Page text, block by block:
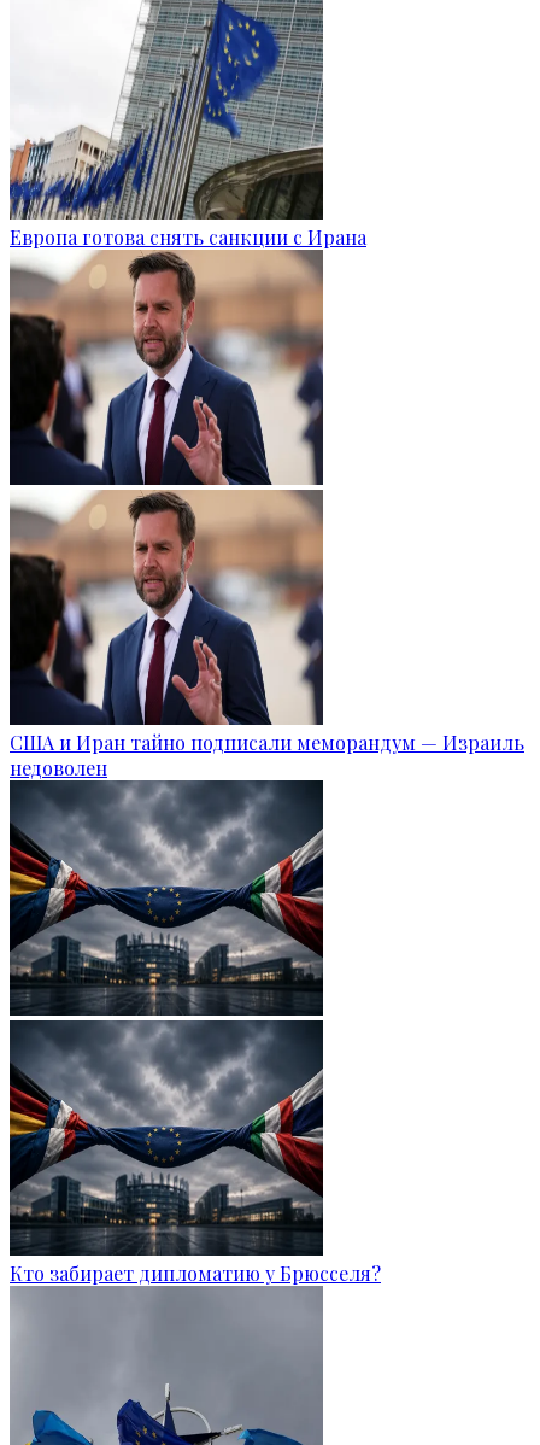
Европа готова снять санкции с Ирана
США и Иран тайно подписали меморандум — Израиль
недоволен
Кто забирает дипломатию у Брюсселя?